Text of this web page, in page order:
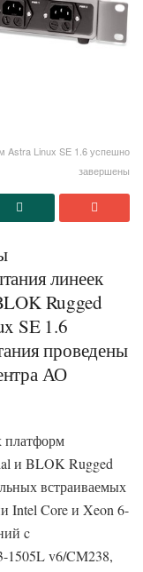
Astra Linux SE 1.6 успешно
завершены
линеек
Rugged
SE 1.6
проведены
АО
платформ
и BLOK Rugged
встраиваемых
Intel Core и Xeon 6-
c
1505L v6/CM238,